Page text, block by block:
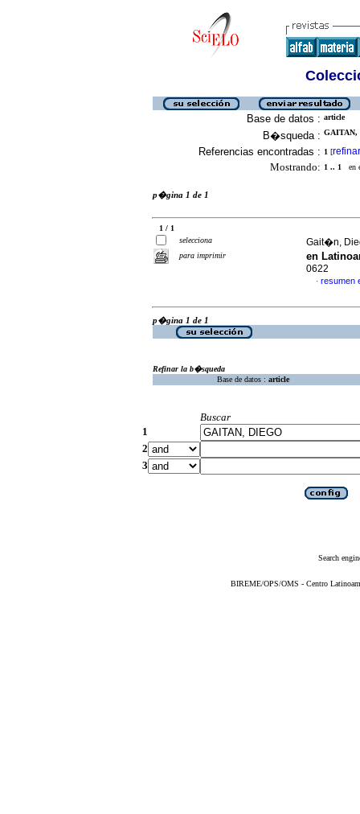
Base de datos : article
B�squeda : GAITAN,
Referencias encontradas : 1 [refinar
Mostrando: 1 .. 1 en
p�gina 1 de 1
1 / 1
selecciona
para imprimir
Gait�n,
en
0622
· resumen
p�gina 1 de 1
Refinar la b�squeda
Base de datos : article
Buscar
1
2
3
Search
BIREME/OPS/OMS - Centro